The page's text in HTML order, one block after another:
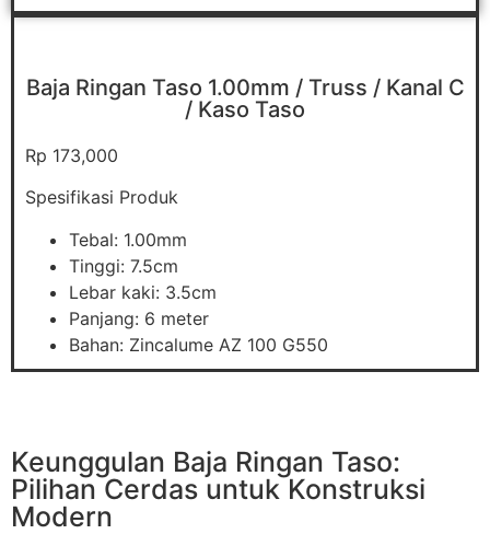
Baja Ringan Taso 1.00mm / Truss / Kanal C
/ Kaso Taso
Rp 173,000
Spesifikasi Produk
Tebal: 1.00mm
Tinggi: 7.5cm
Lebar kaki: 3.5cm
Panjang: 6 meter
Bahan: Zincalume AZ 100 G550
Keunggulan Baja Ringan Taso:
Pilihan Cerdas untuk Konstruksi
Modern